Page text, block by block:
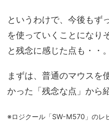
というわけで、今後もず
を使っていくことになり
と残念に感じた点も・・。
まずは、普通のマウスを
かった「残念な点」から
※ロジクール「SW-M570」のレ